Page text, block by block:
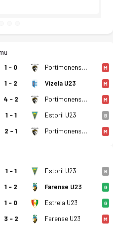
1 - 0 Portimonense U23 M
1 - 2 Vizela U23 M
4 - 2 Portimonense U23 M
1 - 1 Estoril U23 B
2 - 1 Portimonense U23 M
1 - 1 Estoril U23 B
1 - 2 Farense U23 G
1 - 0 Estrela U23 G
3 - 2 Farense U23 M